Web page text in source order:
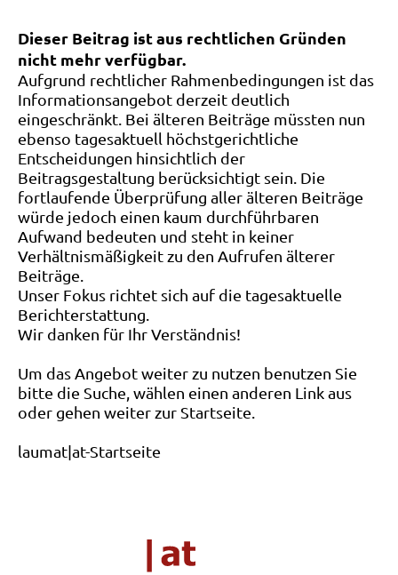
Dieser Beitrag ist aus rechtlichen Gründen
nicht mehr verfügbar.
Aufgrund rechtlicher Rahmenbedingungen ist das
Informationsangebot derzeit deutlich
eingeschränkt. Bei älteren Beiträge müssten nun
ebenso tagesaktuell höchstgerichtliche
Entscheidungen hinsichtlich der
Beitragsgestaltung berücksichtigt sein. Die
fortlaufende Überprüfung aller älteren Beiträge
würde jedoch einen kaum durchführbaren
Aufwand bedeuten und steht in keiner
Verhältnismäßigkeit zu den Aufrufen älterer
Beiträge.
Unser Fokus richtet sich auf die tagesaktuelle
Berichterstattung.
Wir danken für Ihr Verständnis!
Um das Angebot weiter zu nutzen benutzen Sie
bitte die Suche, wählen einen anderen Link aus
oder gehen weiter zur Startseite.
laumat|at-Startseite